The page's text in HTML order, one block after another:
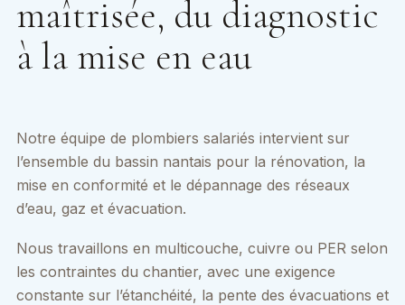
maîtrisée, du diagnostic
à la mise en eau
Notre équipe de plombiers salariés intervient sur
l’ensemble du bassin nantais pour la rénovation, la
mise en conformité et le dépannage des réseaux
d’eau, gaz et évacuation.
Nous travaillons en multicouche, cuivre ou PER selon
les contraintes du chantier, avec une exigence
constante sur l’étanchéité, la pente des évacuations et